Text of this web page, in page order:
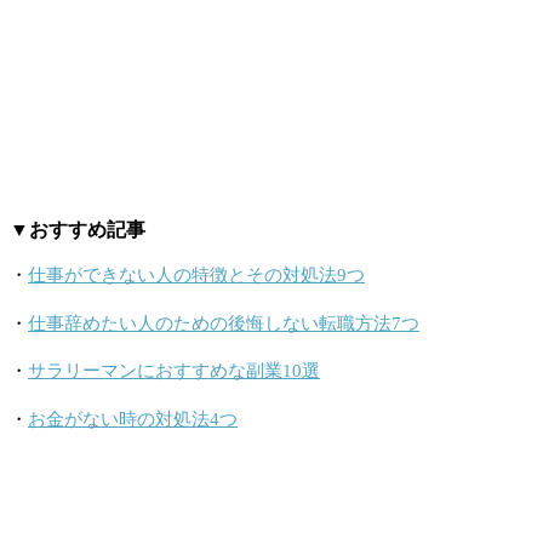
▼おすすめ記事
・ 仕事ができない人の特徴とその対処法9つ
・ 仕事辞めたい人のための後悔しない転職方法7つ
・ サラリーマンにおすすめな副業10選
・ お金がない時の対処法4つ